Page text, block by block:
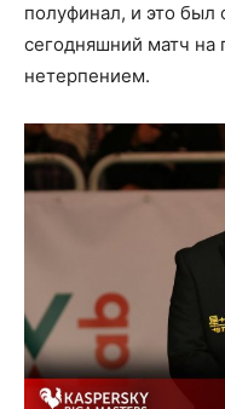
полуфинал, и это был
сегодняшний матч
нетерпением.